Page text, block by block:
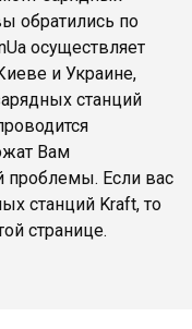
обратились по
осуществляет
и Украине,
станций
Вам
Если вас
станций Kraft, то
странице.